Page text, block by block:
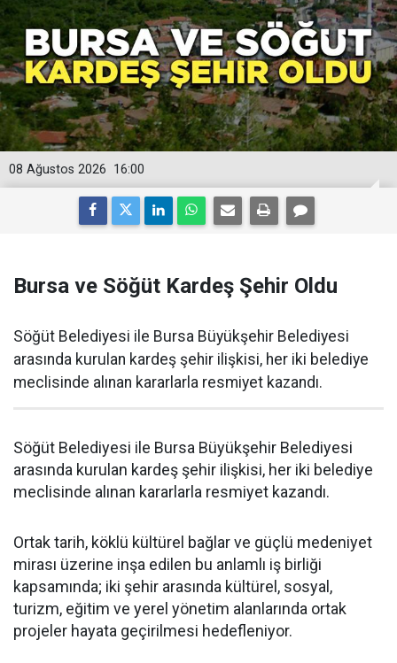
16:00
08 Ağustos 2026
Bursa ve Söğüt Kardeş Şehir Oldu
Söğüt Belediyesi ile Bursa Büyükşehir Belediyesi
arasında kurulan kardeş şehir ilişkisi, her iki belediye
meclisinde alınan kararlarla resmiyet kazandı.
Söğüt Belediyesi ile Bursa Büyükşehir Belediyesi
arasında kurulan kardeş şehir ilişkisi, her iki belediye
meclisinde alınan kararlarla resmiyet kazandı.
Ortak tarih, köklü kültürel bağlar ve güçlü medeniyet
mirası üzerine inşa edilen bu anlamlı iş birliği
kapsamında; iki şehir arasında kültürel, sosyal,
turizm, eğitim ve yerel yönetim alanlarında ortak
projeler hayata geçirilmesi hedefleniyor.